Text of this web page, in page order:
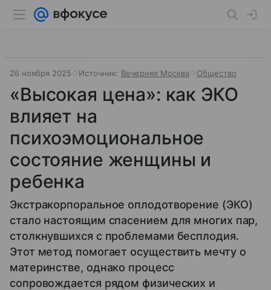
26 ноября 2025 Источник: Вечерняя Москва Общество
«Высокая цена»: как ЭКО
влияет на
психоэмоциональное
состояние женщины и
ребенка
Экстракорпоральное оплодотворение (ЭКО)
стало настоящим спасением для многих пар,
столкнувшихся с проблемами бесплодия.
Этот метод помогает осуществить мечту о
материнстве, однако процесс
сопровождается рядом физических и